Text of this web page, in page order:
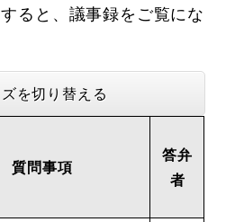
ると、議事録をご覧にな
を切り替える
質問事項
答弁
者